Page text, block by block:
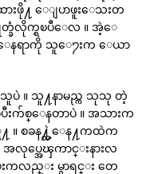
ားဖို႔ ေျပာဖူးေသးတ
တ္ခံလိုက္ရၿပီေလ ။ အဲ့ေ
ရးေနရာကို သူေ႒းက ေယာ
သူပဲ ။ သူ႔နာမည္က သုသု တဲ့
းက်စ္ေနတာပဲ ။ အသားက
။ စခန႔္တဲ့ေန႔ကထဲက
လုပ္အေၾကာင္းနားလ
ကလည္း မွာရင္း တေ